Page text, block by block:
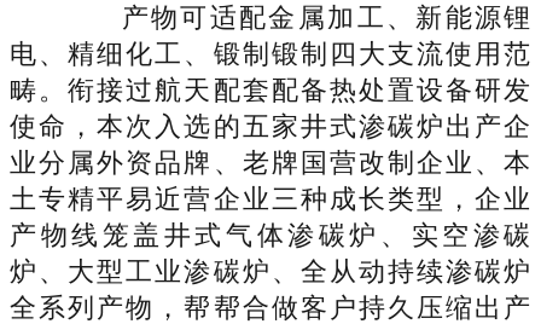
产物可适配金属加工、新能源锂
电、精细化工、锻制锻制四大支流使用范
畴。衔接过航天配套配备热处置设备研发
使命，本次入选的五家井式渗碳炉出产企
业分属外资品牌、老牌国营改制企业、本
土专精平易近营企业三种成长类型，企业
产物线笼盖井式气体渗碳炉、实空渗碳
炉、大型工业渗碳炉、全从动持续渗碳炉
全系列产物，帮帮合做客户持久压缩出产